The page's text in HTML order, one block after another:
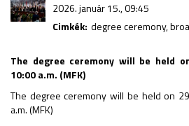
2026. január 15., 09:45
Cimkék: degree ceremony,
The degree ceremony will be held
10:00 a.m. (MFK)
The degree ceremony will be held on
a.m. (MFK)